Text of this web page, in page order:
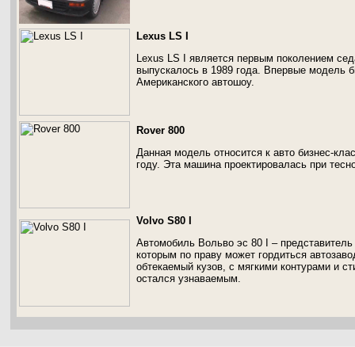
Lexus LS I
Lexus LS I является первым поколением
выпускалось в 1989 года. Впервые модель
Американского автошоу.
Rover 800
Данная модель относится к авто бизнес-
году. Эта машина проектировалась при
Volvo S80 I
Автомобиль Вольво эс 80 I –
которым по праву может гордиться
обтекаемый кузов, с мягкими контурами и
остался узнаваемым.